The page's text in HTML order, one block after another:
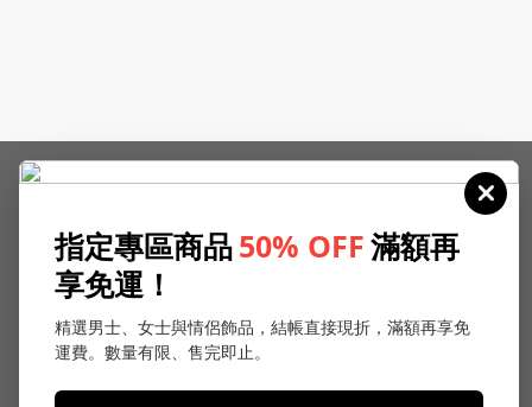
指定專區商品50% OFF滿額再
享免運！
精選男士、女士與情侶飾品，結帳直接現折，滿額再享免
運費。數量有限、售完即止。